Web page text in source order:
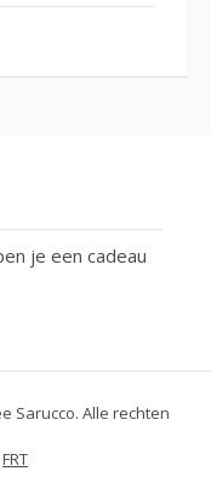
je een cadeau
Sarucco. Alle rechten
FRT